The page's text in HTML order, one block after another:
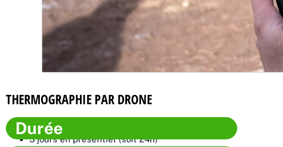
THERMOGRAPHIE PAR DRONE
Durée
3 jours en présentiel (soit 24h)